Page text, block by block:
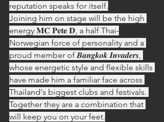
reputation speaks for itself.
Joining him on stage will be the high
energy 𝐌𝐂 𝐏𝐞𝐭𝐞 𝐃, a half Thai-
Norwegian force of personality and a
proud member of 𝑩𝒂𝒏𝒈𝒌𝒐𝒌 𝑰𝒏𝒗𝒂𝒅𝒆𝒓𝒔,
whose energetic style and flexible skills
have made him a familiar face across
Thailand's biggest clubs and festivals.
Together they are a combination that
will keep you on your feet.